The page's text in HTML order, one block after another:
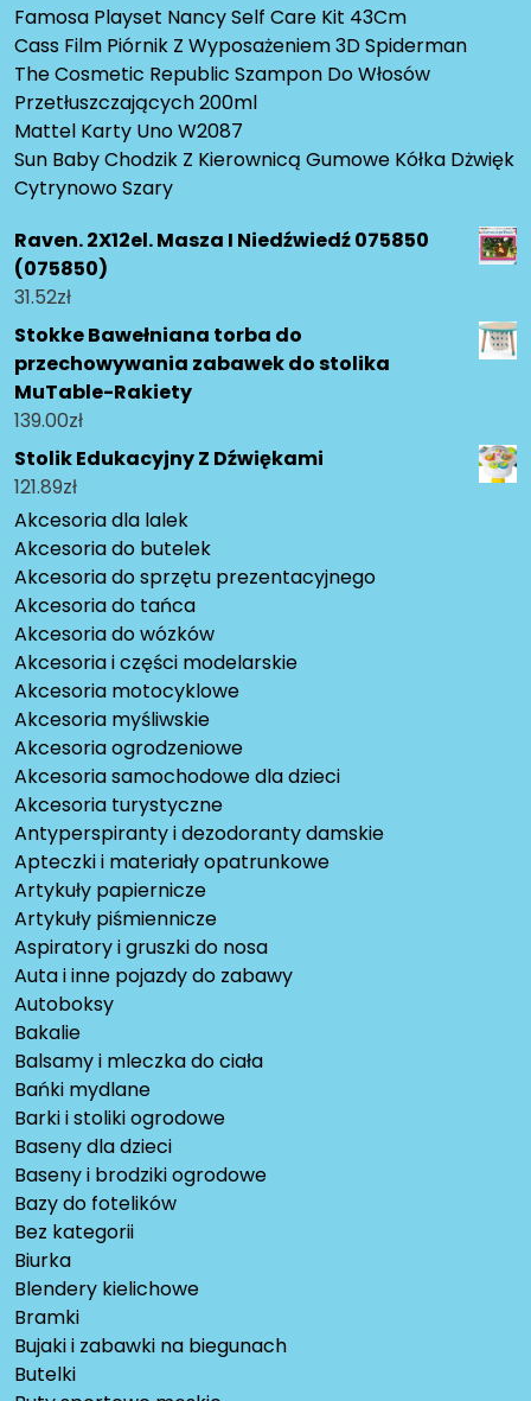
Famosa Playset Nancy Self Care Kit 43Cm
Cass Film Piórnik Z Wyposażeniem 3D Spiderman
The Cosmetic Republic Szampon Do Włosów
Przetłuszczających 200ml
Mattel Karty Uno W2087
Sun Baby Chodzik Z Kierownicą Gumowe Kółka Dżwięk
Cytrynowo Szary
Raven. 2X12el. Masza I Niedźwiedź 075850
(075850)
31.52zł
Stokke Bawełniana torba do
przechowywania zabawek do stolika
MuTable-Rakiety
139.00zł
Stolik Edukacyjny Z Dźwiękami
121.89zł
Akcesoria dla lalek
Akcesoria do butelek
Akcesoria do sprzętu prezentacyjnego
Akcesoria do tańca
Akcesoria do wózków
Akcesoria i części modelarskie
Akcesoria motocyklowe
Akcesoria myśliwskie
Akcesoria ogrodzeniowe
Akcesoria samochodowe dla dzieci
Akcesoria turystyczne
Antyperspiranty i dezodoranty damskie
Apteczki i materiały opatrunkowe
Artykuły papiernicze
Artykuły piśmiennicze
Aspiratory i gruszki do nosa
Auta i inne pojazdy do zabawy
Autoboksy
Bakalie
Balsamy i mleczka do ciała
Bańki mydlane
Barki i stoliki ogrodowe
Baseny dla dzieci
Baseny i brodziki ogrodowe
Bazy do fotelików
Bez kategorii
Biurka
Blendery kielichowe
Bramki
Bujaki i zabawki na biegunach
Butelki